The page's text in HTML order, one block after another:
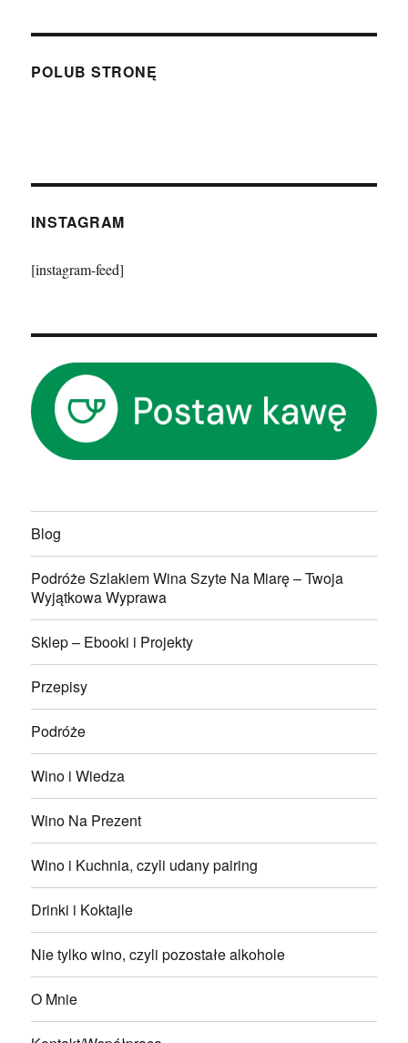
POLUB STRONĘ
INSTAGRAM
[instagram-feed]
Blog
Podróże Szlakiem Wina Szyte Na Miarę – Twoja
Wyjątkowa Wyprawa
Sklep – Ebooki i Projekty
Przepisy
Podróże
Wino i Wiedza
Wino Na Prezent
Wino i Kuchnia, czyli udany pairing
Drinki i Koktajle
Nie tylko wino, czyli pozostałe alkohole
O Mnie